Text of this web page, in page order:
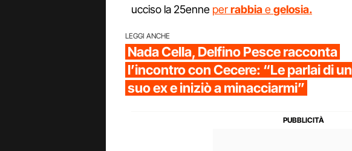
ucciso la 25enne perrabbiaegelosia.
LEGGI ANCHE
Nada Cella, Delfino Pesce racconta
l’incontro con Cecere: “Le parlai di un
suo ex e iniziò a minacciarmi”